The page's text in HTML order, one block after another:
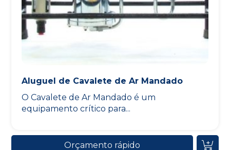
Aluguel de Cavalete de Ar Mandado
O Cavalete de Ar Mandado é um
equipamento crítico para...
Orçamento rápido